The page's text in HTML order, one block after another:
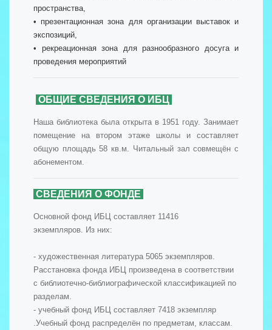
пространства,
• презентационная зона для организации выставок и
экспозиций,
• рекреационная зона для разнообразного досуга и
проведения мероприятий
ОБЩИЕ СВЕДЕНИЯ О ИБЦ
Наша библиотека была открыта в 1951 году. Занимает
помещение на втором этаже школы и составляет
общую площадь 58 кв.м. Читальный зал совмещён с
абонементом.
СВЕДЕНИЯ О ФОНДЕ
Основной фонд ИБЦ составляет 11416
экземпляров. Из них:
- художественная литература 5065 экземпляров.
Расстановка фонда ИБЦ произведена в соответствии
с библиотечно-библиографической классификацией по
разделам.
- учебный фонд ИБЦ составляет 7418 экземпляр
.Учебный фонд распределён по предметам, классам.